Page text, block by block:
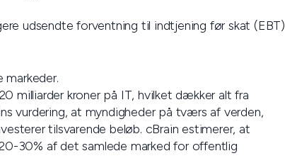
udsendte forventning til indtjening før skat (EBT)
milliarder kroner på IT, hvilket dækker alt fra
vurdering, at myndigheder på tværs af verden,
tilsvarende beløb. cBrain estimerer, at
30% af det samlede marked for offentlig